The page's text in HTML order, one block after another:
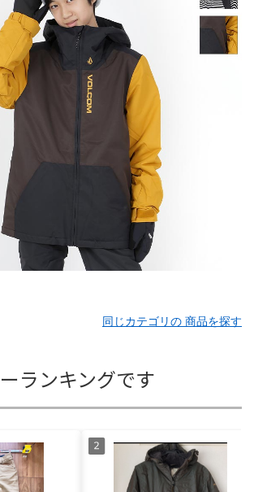
同じカテゴリの 商品を探す
ランキングです